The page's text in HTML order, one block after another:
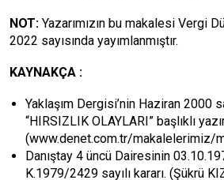
NOT: Yazarımızın bu makalesi Vergi
2022 sayısında yayımlanmıştır.
KAYNAKÇA :
Yaklaşım Dergisi’nin Haziran 2000
“HIRSIZLIK OLAYLARI” başlıklı
(www.denet.com.tr/makalelerimiz/
Danıştay 4 üncü Dairesinin
K.1979/2429 sayılı kararı. (Şükrü